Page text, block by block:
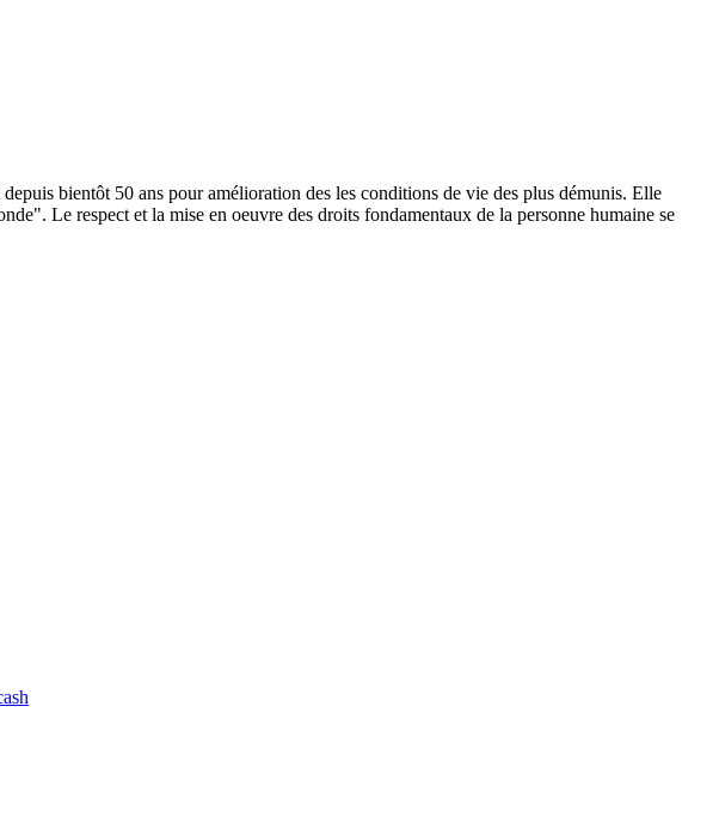
bientôt 50 ans pour amélioration des les conditions de vie des plus démunis. Elle
Le respect et la mise en oeuvre des droits fondamentaux de la personne humaine se